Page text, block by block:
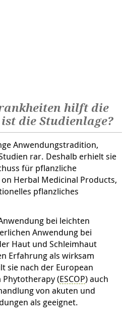
hilft die
die Studienlage?
Anwendungstradition,
rar. Deshalb erhielt sie
für pflanzliche
Herbal Medicinal Products,
pflanzliches
bei leichten
Anwendung bei
Haut und Schleimhaut
Erfahrung als wirksam
sie nach der European
Phytotherapy (ESCOP) auch
von akuten und
als geeignet.